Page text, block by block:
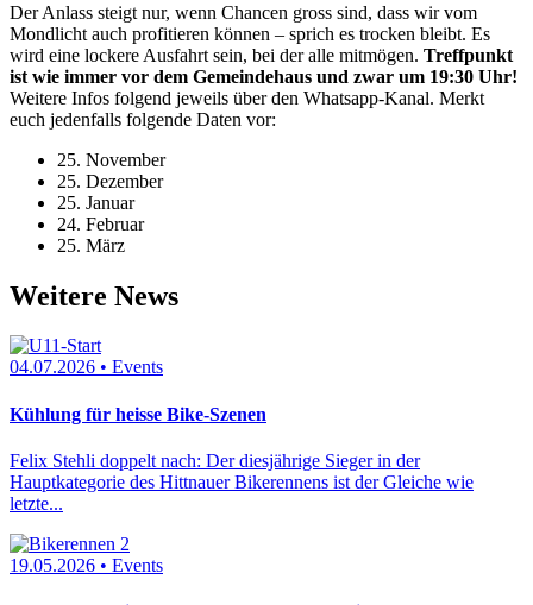
Der Anlass steigt nur, wenn Chancen gross sind, dass wir vom
Mondlicht auch profitieren können – sprich es trocken bleibt. Es
wird eine lockere Ausfahrt sein, bei der alle mitmögen. Treffpunkt
ist wie immer vor dem Gemeindehaus und zwar um 19:30 Uhr!
Weitere Infos folgend jeweils über den Whatsapp-Kanal. Merkt
euch jedenfalls folgende Daten vor:
25. November
25. Dezember
25. Januar
24. Februar
25. März
Weitere News
04.07.2026 • Events
Kühlung für heisse Bike-Szenen
Felix Stehli doppelt nach: Der diesjährige Sieger in der
Hauptkategorie des Hittnauer Bikerennens ist der Gleiche wie
letzte...
19.05.2026 • Events